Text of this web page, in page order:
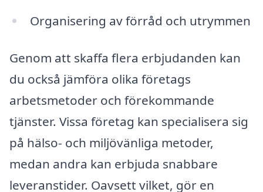
Organisering av förråd och utrymmen
Genom att skaffa flera erbjudanden kan
du också jämföra olika företags
arbetsmetoder och förekommande
tjänster. Vissa företag kan specialisera sig
på hälso- och miljövänliga metoder,
medan andra kan erbjuda snabbare
leveranstider. Oavsett vilket, gör en